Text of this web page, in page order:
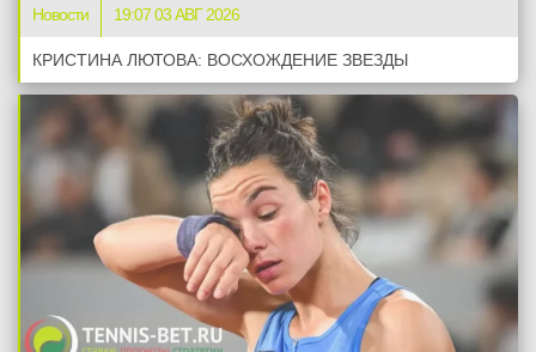
Новости 19:07 03 АВГ 2026
КРИСТИНА ЛЮТОВА: ВОСХОЖДЕНИЕ ЗВЕЗДЫ